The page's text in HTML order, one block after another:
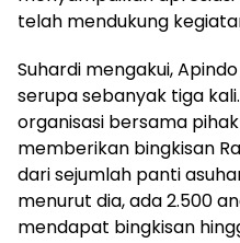
telah mendukung
Suhardi mengakui,
serupa sebanyak tiga
organisasi bersama
memberikan bingkisan
dari sejumlah panti
menurut dia, ada 2.500
mendapat bingkisan